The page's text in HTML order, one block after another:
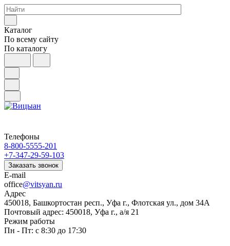
Каталог
По всему сайту
По каталогу
Телефоны
8-800-5555-201
+7-347-29-59-103
Заказать звонок
E-mail
office@vitsyan.ru
Адрес
450018, Башкортостан респ., Уфа г., Флотская ул., дом 34А
Почтовый адрес: 450018, Уфа г., а/я 21
Режим работы
Пн - Пт: с 8:30 до 17:30